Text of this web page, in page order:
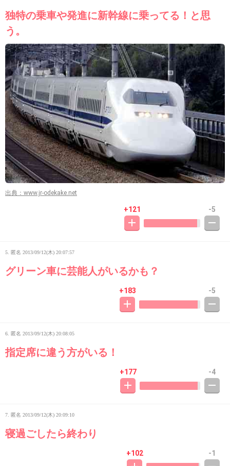
独特の乗車や発進に新幹線に乗ってる！と思
う。
出典：www.jr-odekake.net
+121 -5
5. 匿名 2013/09/12(木) 20:07:57
グリーン車に芸能人がいるかも？
+183 -5
6. 匿名 2013/09/12(木) 20:08:05
指定席に違う方がいる！
+177 -4
7. 匿名 2013/09/12(木) 20:09:10
寝過ごしたら終わり
+102 -1